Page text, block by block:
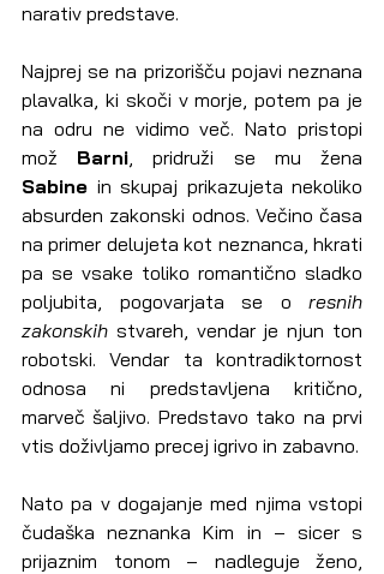
narativ predstave.
Najprej se na prizorišču pojavi neznana
plavalka, ki skoči v morje, potem pa je
na odru ne vidimo več. Nato pristopi
mož Barni
Sabine in skupaj prikazujeta nekoliko
absurden zakonski odnos. Večino časa
na primer delujeta kot neznanca, hkrati
pa se vsake toliko romantično sladko
poljubita, pogovarjata se o resnih
zakonskih stvareh, vendar je njun ton
robotski. Vendar ta kontradiktornost
odnosa ni predstavljena kritično,
marveč šaljivo. Predstavo tako na prvi
vtis doživljamo precej igrivo in zabavno.
Nato pa v dogajanje med njima vstopi
čudaška neznanka Kim in – sicer s
prijaznim tonom – nadleguje ženo,